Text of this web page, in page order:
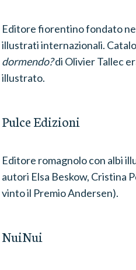
Editore fiorentino fondato
illustrati internazionali.
dormendo?di Olivier Tallec
illustrato.
Pulce Edizioni
Editore romagnolo con albi
autori Elsa Beskow, Cristina
vinto il Premio Andersen).
NuiNui